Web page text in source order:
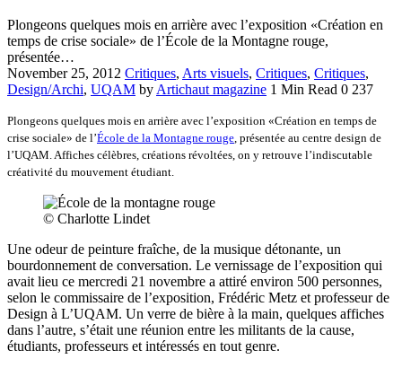
Plongeons quelques mois en arrière avec l’exposition «Création en
temps de crise sociale» de l’École de la Montagne rouge,
présentée…
November 25, 2012 Critiques, Arts visuels, Critiques, Critiques,
Design/Archi, UQAM by Artichaut magazine 1 Min Read 0 237
Plongeons quelques mois en arrière avec l’exposition «Création en temps de
crise sociale» de l’École de la Montagne rouge, présentée au centre design de
l’UQAM. Affiches célèbres, créations révoltées, on y retrouve l’indiscutable
créativité du mouvement étudiant.
© Charlotte Lindet
Une odeur de peinture fraîche, de la musique détonante, un
bourdonnement de conversation. Le vernissage de l’exposition qui
avait lieu ce mercredi 21 novembre a attiré environ 500 personnes,
selon le commissaire de l’exposition, Frédéric Metz et professeur de
Design à L’UQAM. Un verre de bière à la main, quelques affiches
dans l’autre, s’était une réunion entre les militants de la cause,
étudiants, professeurs et intéressés en tout genre.